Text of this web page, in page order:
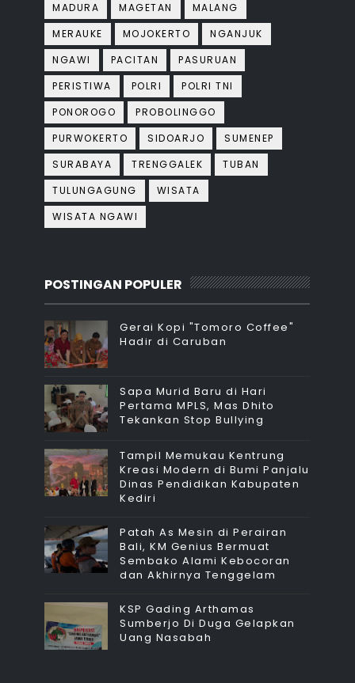
MADURA
MAGETAN
MALANG
MERAUKE
MOJOKERTO
NGANJUK
NGAWI
PACITAN
PASURUAN
PERISTIWA
POLRI
POLRI TNI
PONOROGO
PROBOLINGGO
PURWOKERTO
SIDOARJO
SUMENEP
SURABAYA
TRENGGALEK
TUBAN
TULUNGAGUNG
WISATA
WISATA NGAWI
POSTINGAN POPULER
Gerai Kopi "Tomoro Coffee"
Hadir di Caruban
Sapa Murid Baru di Hari
Pertama MPLS, Mas Dhito
Tekankan Stop Bullying
Tampil Memukau Kentrung
Kreasi Modern di Bumi Panjalu
Dinas Pendidikan Kabupaten
Kediri
Patah As Mesin di Perairan
Bali, KM Genius Bermuat
Sembako Alami Kebocoran
dan Akhirnya Tenggelam
KSP Gading Arthamas
Sumberjo Di Duga Gelapkan
Uang Nasabah